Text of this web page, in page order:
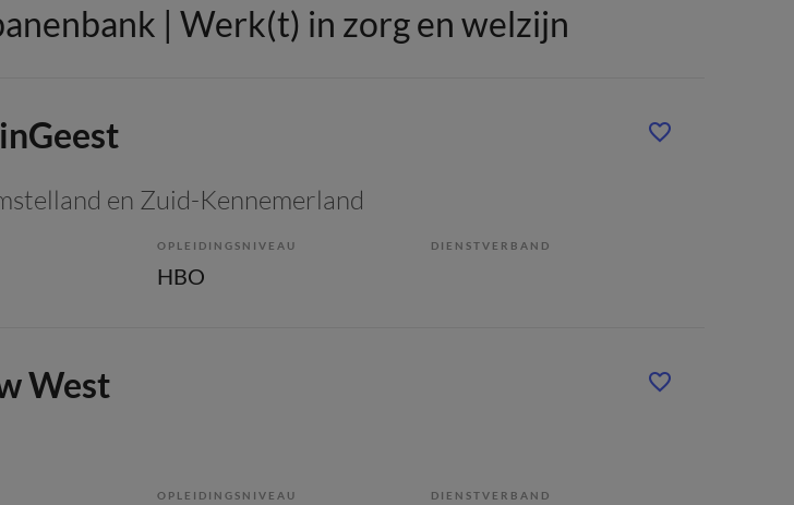
| Werk(t) in zorg en welzijn
en Zuid-Kennemerland
OPLEIDINGSNIVEAU
HBO
DIENSTVERBAND
West
OPLEIDINGSNIVEAU DIENSTVERBAND